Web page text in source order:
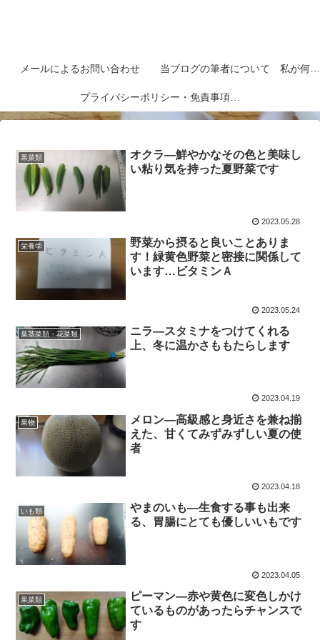
メールによるお問い合わせ 当ブログの筆者について 私が何者なのかを紹介します
プライバシーポリシー・免責事項など
果菜類
オクラ―鮮やかなその色と美味し
い粘り気を持った夏野菜です
2023.05.28
栄養学
野菜から摂ると良いことありま
す！緑黄色野菜と密接に関係して
います…ビタミンＡ
2023.05.24
葉茎菜類・花菜類
ニラ―スタミナをつけてくれる
上、冬に温かさももたらします
2023.04.19
果物
メロン―高級感と身近さを兼ね揃
えた、甘くてみずみずしい夏の使
者
2023.04.18
いも類
やまのいも―生食する事も出来
る、胃腸にとても優しいいもです
2023.04.05
果菜類
ピーマン―赤や黄色に変色しかけ
ているものがあったらチャンスで
す